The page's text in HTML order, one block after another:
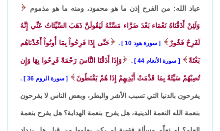
عباد الله: من الفرح إذن ما هو محمود، ومنه ما هو مذموم
وَلَئِنْ أَذَقْنَاهُ نَعْمَاء بَعْدَ ضَرَّاء مَسَّتْهُ لَيَقُولَنَّ ذَهَبَ السَّيِّئَاتُ عَنِّي إِنَّهُ
لَفَرِحٌ فَخُورٌ سورة هود 10 . حَتَّى إِذَا فَرِحُواْ بِمَا أُوتُواْ أَخَذْنَاهُم
بَغْتَةً سورة الأنعام 44 . وَإِذَا أَذَقْنَا النَّاسَ رَحْمَةً فَرِحُوا بِهَا وَإِن
تُصِبْهُمْ سَيِّئَةٌ بِمَا قَدَّمَتْ أَيْدِيهِمْ إِذَا هُمْ يَقْنَطُونَ سورة الروم 36 .
يفرحون بالدنيا التي تسبب الأشر والبطر، وبعض الناس لا يفرحون
بنعمة الله النعمة الدينية، هل يفرح بنعمة الهداية؟ هل يفرح بنعمة